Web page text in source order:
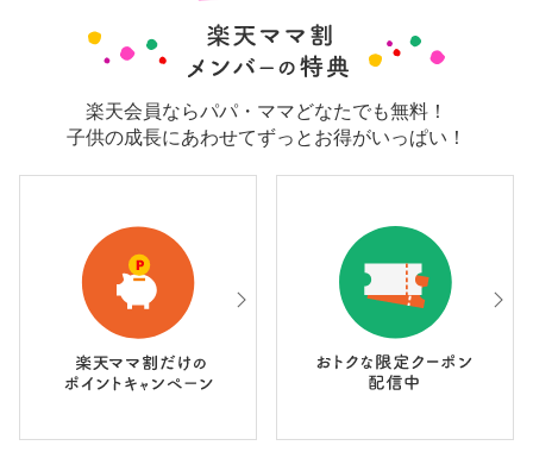
楽天会員ならパパ・ママどなたでも無料！
子供の成長にあわせてずっとお得がいっぱい！